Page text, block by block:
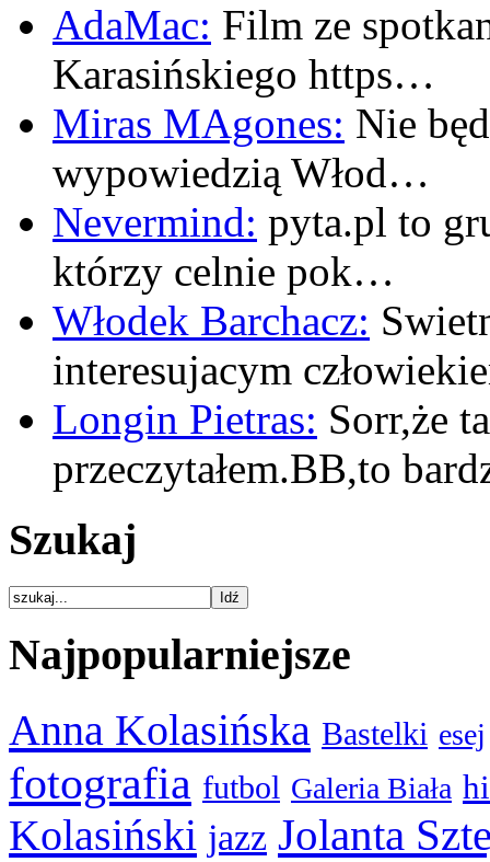
AdaMac: Film ze
Karasińskiego https…
Miras MAgones: Nie
wypowiedzią Włod…
Nevermind: pyta.pl to
którzy celnie pok…
Włodek Barchacz:
interesujacym
Longin Pietras: Sorr,że
przeczytałem.BB,to
Szukaj
Najpopularniejsze
Anna Kolasińska Bastelki esej
fotografia futbol Galeria Biała
Kolasiński jazz Jolanta